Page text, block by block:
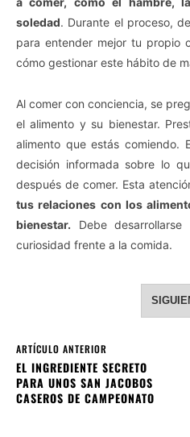
soledad. Durante el proceso,
para entender mejor tu propio
cómo gestionar este hábito de
Al comer con conciencia, se
el alimento y su bienestar.
alimento que estás comiendo.
decisión informada sobre lo
después de comer. Esta
tus relaciones con los
bienestar. Debe
curiosidad frente a la comida.
ARTÍCULO ANTERIOR
EL INGREDIENTE SECRETO
PARA UNOS SAN JACOBOS
CASEROS DE CAMPEONATO